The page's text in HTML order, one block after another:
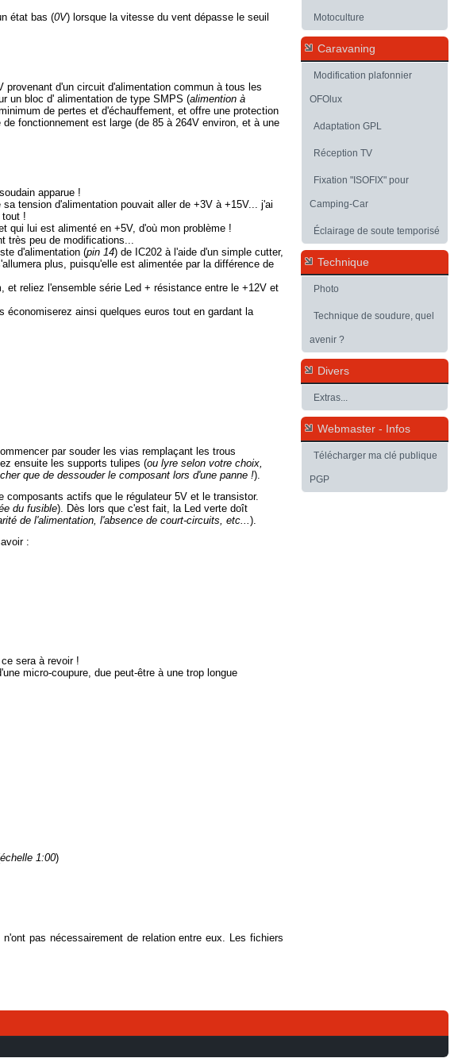
état bas (0V) lorsque la vitesse du vent dépasse le seuil
d'un circuit d'alimentation commun à tous les
un bloc d' alimentation de type SMPS (alimention à
de pertes et d'échauffement, et offre une protection
fonctionnement est large (de 85 à 264V environ, et à une
apparue !
tension d'alimentation pouvait aller de +3V à +15V... j'ai
tout !
qui lui est alimenté en +5V, d'où mon problème !
très peu de modifications...
d'alimentation (pin 14) de IC202 à l'aide d'un simple cutter,
plus, puisqu'elle est alimentée par la différence de
et reliez l'ensemble série Led + résistance entre le +12V et
ainsi quelques euros tout en gardant la
par souder les vias remplaçant les trous
ensuite les supports tulipes (ou lyre selon votre choix,
que de dessouder le composant lors d'une panne !).
actifs que le régulateur 5V et le transistor.
du fusible). Dès lors que c'est fait, la Led verte doît
de l'alimentation, l'absence de court-circuits, etc... ).
:
sera à revoir !
micro-coupure, due peut-être à une trop longue
échelle 1:00)
pas nécessairement de relation entre eux. Les fichiers
Motoculture
Caravaning
Modification plafonnier
OFOlux
Adaptation GPL
Réception TV
Fixation "ISOFIX" pour
Camping-Car
Éclairage de soute temporisé
Technique
Photo
Technique de soudure, quel
avenir ?
Divers
Extras...
Webmaster - Infos
Télécharger ma clé publique
PGP